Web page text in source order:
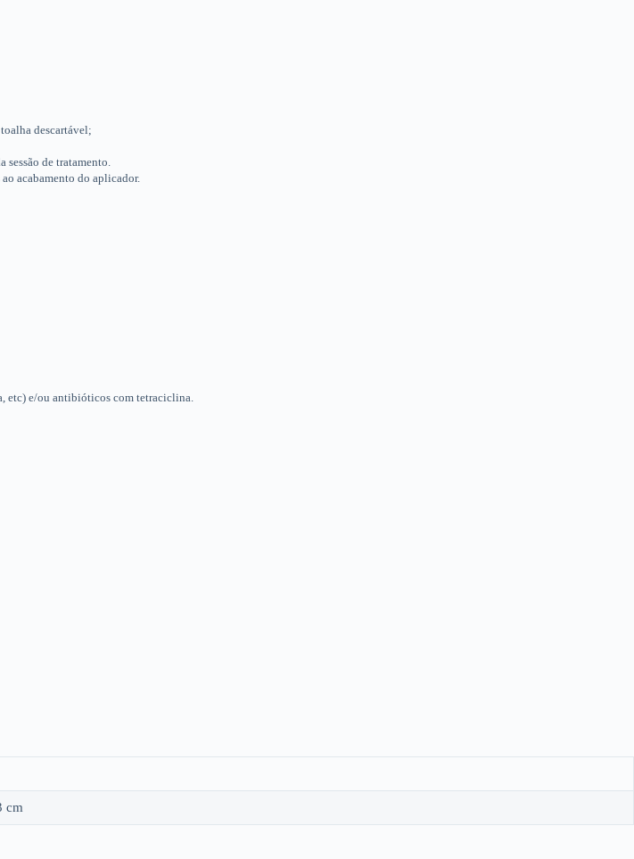
descartável;
de tratamento.
acabamento do aplicador.
e/ou antibióticos com tetraciclina.
cm